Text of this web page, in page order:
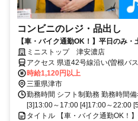
コンビニのレジ・品出し
【車・バイク通勤OK！】平日のみ
週2日～働き方色々♪現在積極採用中
ので、たくさん働きたい方も、空い
ミニストップ 津安濃店
アクセス 県道42号線沿い(曽根バ
を中心に亀山市・鈴鹿市方面から
クセス可能駅/一身田駅、下庄駅、
時給1,120円以上
三重県津市
勤務時間 シフト制勤務 勤務時間
[3]13:00～17:00 [4]17:00～22:00
タイトル 【車・バイク通勤OK！